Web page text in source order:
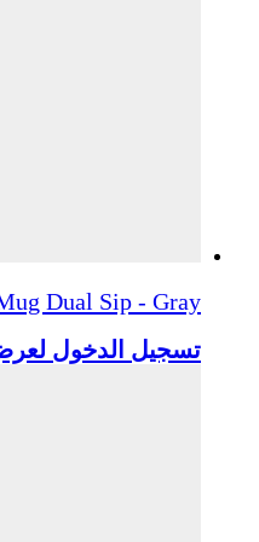
Dual Sip - Gray
تسجيل الدخول